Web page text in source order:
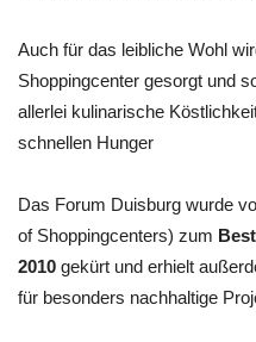
Auch für das leibliche Wohl
Shoppingcenter gesorgt und
allerlei kulinarische
schnellen Hunger
Das Forum Duisburg wurde
of Shoppingcenters) zum
2010 gekürt und erhielt
für besonders nachhaltige